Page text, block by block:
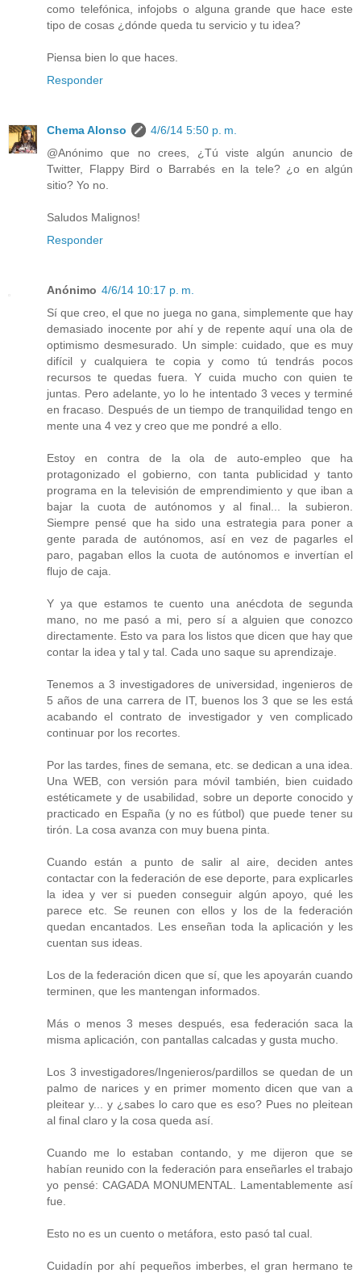
como telefónica, infojobs o alguna grande que hace este
tipo de cosas ¿dónde queda tu servicio y tu idea?
Piensa bien lo que haces.
Responder
Chema Alonso
4/6/14 5:50 p. m.
@Anónimo que no crees, ¿Tú viste algún anuncio de
Twitter, Flappy Bird o Barrabés en la tele? ¿o en algún
sitio? Yo no.
Saludos Malignos!
Responder
Anónimo 4/6/14 10:17 p. m.
Sí que creo, el que no juega no gana, simplemente que hay
demasiado inocente por ahí y de repente aquí una ola de
optimismo desmesurado. Un simple: cuidado, que es muy
difícil y cualquiera te copia y como tú tendrás pocos
recursos te quedas fuera. Y cuida mucho con quien te
juntas. Pero adelante, yo lo he intentado 3 veces y terminé
en fracaso. Después de un tiempo de tranquilidad tengo en
mente una 4 vez y creo que me pondré a ello.
Estoy en contra de la ola de auto-empleo que ha
protagonizado el gobierno, con tanta publicidad y tanto
programa en la televisión de emprendimiento y que iban a
bajar la cuota de autónomos y al final... la subieron.
Siempre pensé que ha sido una estrategia para poner a
gente parada de autónomos, así en vez de pagarles el
paro, pagaban ellos la cuota de autónomos e invertían el
flujo de caja.
Y ya que estamos te cuento una anécdota de segunda
mano, no me pasó a mi, pero sí a alguien que conozco
directamente. Esto va para los listos que dicen que hay que
contar la idea y tal y tal. Cada uno saque su aprendizaje.
Tenemos a 3 investigadores de universidad, ingenieros de
5 años de una carrera de IT, buenos los 3 que se les está
acabando el contrato de investigador y ven complicado
continuar por los recortes.
Por las tardes, fines de semana, etc. se dedican a una idea.
Una WEB, con versión para móvil también, bien cuidado
estéticamete y de usabilidad, sobre un deporte conocido y
practicado en España (y no es fútbol) que puede tener su
tirón. La cosa avanza con muy buena pinta.
Cuando están a punto de salir al aire, deciden antes
contactar con la federación de ese deporte, para explicarles
la idea y ver si pueden conseguir algún apoyo, qué les
parece etc. Se reunen con ellos y los de la federación
quedan encantados. Les enseñan toda la aplicación y les
cuentan sus ideas.
Los de la federación dicen que sí, que les apoyarán cuando
terminen, que les mantengan informados.
Más o menos 3 meses después, esa federación saca la
misma aplicación, con pantallas calcadas y gusta mucho.
Los 3 investigadores/Ingenieros/pardillos se quedan de un
palmo de narices y en primer momento dicen que van a
pleitear y... y ¿sabes lo caro que es eso? Pues no pleitean
al final claro y la cosa queda así.
Cuando me lo estaban contando, y me dijeron que se
habían reunido con la federación para enseñarles el trabajo
yo pensé: CAGADA MONUMENTAL. Lamentablemente así
fue.
Esto no es un cuento o metáfora, esto pasó tal cual.
Cuidadín por ahí pequeños imberbes, el gran hermano te